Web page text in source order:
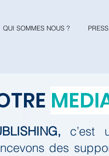
c’est
des
QUI SOMMES NOUS ?